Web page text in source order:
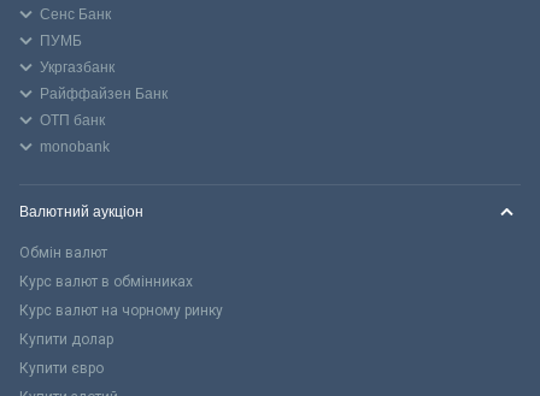
Сенс Банк
ПУМБ
Укргазбанк
Райффайзен Банк
ОТП банк
monobank
Валютний аукціон
Обмін валют
Курс валют в обмінниках
Курс валют на чорному ринку
Купити долар
Купити євро